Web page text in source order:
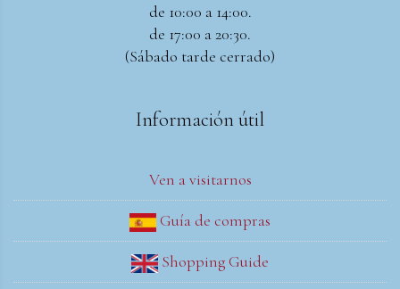
de 10:00 a 14:00.
de 17:00 a 20:30.
(Sábado tarde cerrado)
Información útil
Ven a visitarnos
Guía de compras
Shopping Guide